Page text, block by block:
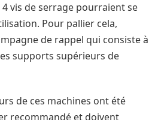
4 vis de serrage pourraient se
Pour pallier cela,
de rappel qui consiste à
supports supérieurs de
de ces machines ont été
recommandé et doivent